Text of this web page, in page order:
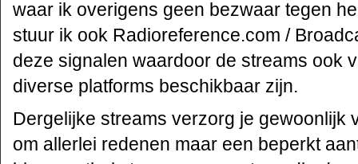
waar ik overigens geen bezwaar tegen
stuur ik ook Radioreference.com /
deze signalen waardoor de streams ook
diverse platforms beschikbaar zijn.
Dergelijke streams verzorg je gewoonlijk
om allerlei redenen maar een beperkt